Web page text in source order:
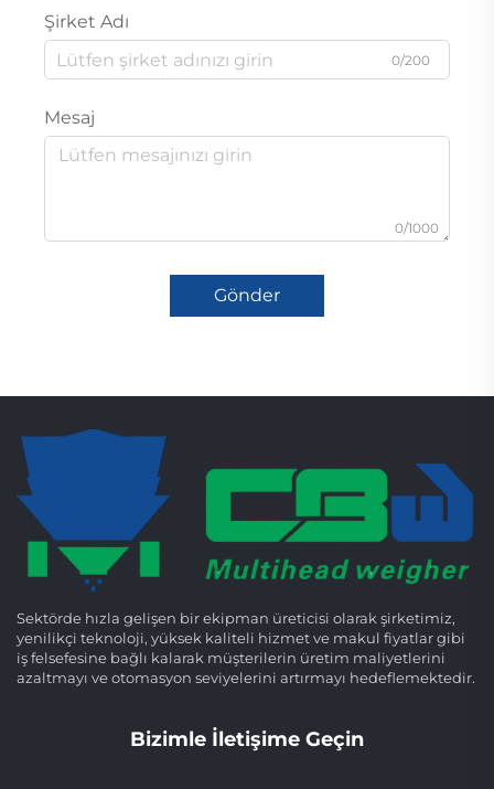
Şirket Adı
0/200
Mesaj
0/1000
Gönder
Sektörde hızla gelişen bir ekipman üreticisi olarak şirketimiz,
yenilikçi teknoloji, yüksek kaliteli hizmet ve makul fiyatlar gibi
iş felsefesine bağlı kalarak müşterilerin üretim maliyetlerini
azaltmayı ve otomasyon seviyelerini artırmayı hedeflemektedir.
Bizimle İletişime Geçin